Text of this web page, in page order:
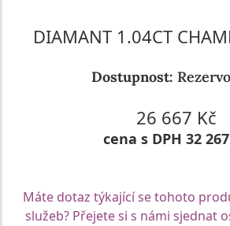
DIAMANT 1.04CT
Dostupnost:
26 667 Kč
cena s DPH 32
Máte dotaz týkající se tohoto
služeb? Přejete si s námi sjednat